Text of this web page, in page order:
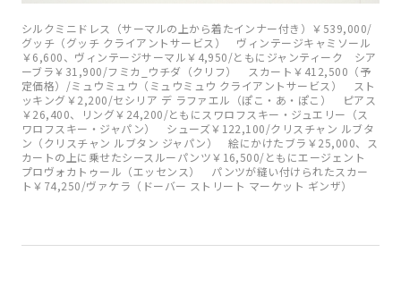
シルクミニドレス（サーマルの上から着たインナー付き）￥539,000/
グッチ（グッチ クライアントサービス） ヴィンテージキャミソール
￥6,600、ヴィンテージサーマル￥4,950/ともにジャンティーク シア
ーブラ￥31,900/フミカ_ウチダ（クリフ） スカート￥412,500（予
定価格）/ミュウミュウ（ミュウミュウ クライアントサービス） スト
ッキング￥2,200/セシリア デ ラファエル（ぽこ・あ・ぽこ） ピアス
￥26,400、リング￥24,200/ともにスワロフスキー・ジュエリー（ス
ワロフスキー・ジャパン） シューズ￥122,100/クリスチャン ルブタ
ン（クリスチャン ルブタン ジャパン） 絵にかけたブラ￥25,000、ス
カートの上に乗せたシースルーパンツ￥16,500/ともにエージェント
プロヴォカトゥール（エッセンス） パンツが縫い付けられたスカー
ト￥74,250/ヴァケラ（ドーバー ストリート マーケット ギンザ）